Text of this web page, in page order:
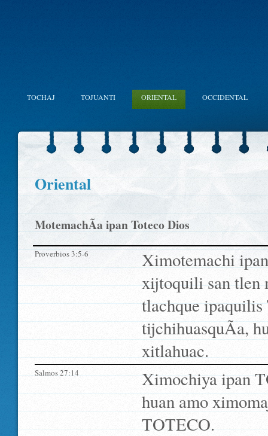
TOCHAJ TOJUANTI ORIENTAL OCCIDENTAL
Oriental
MotemachÃ­a ipan Toteco Dios
Proverbios 3:5-6
Ximotemachi
xijtoquili san
tlachque
tijchihuasquÃ­a,
xitlahuac.
Salmos 27:14
Ximochiya ipan
huan amo
TOTECO.